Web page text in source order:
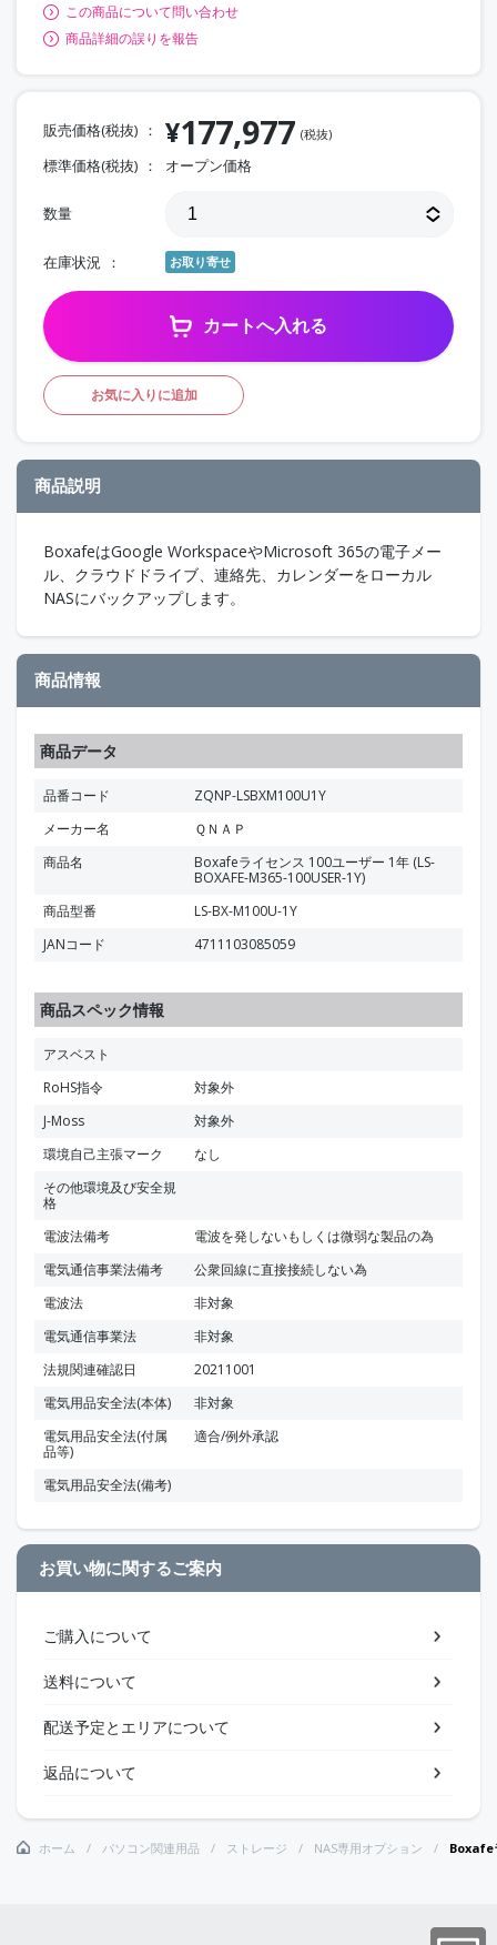
この商品について問い合わせ
商品詳細の誤りを報告
販売価格(税抜) ¥177,977 (税抜)
標準価格(税抜) オープン価格
数量
在庫状況 お取り寄せ
カートへ入れる
お気に入りに追加
商品説明
BoxafeはGoogle WorkspaceやMicrosoft 365の電子メー
ル、クラウドドライブ、連絡先、カレンダーをローカル
NASにバックアップします。
商品情報
商品データ
品番コード
ZQNP-LSBXM100U1Y
メーカー名
ＱＮＡＰ
商品名
Boxafeライセンス 100ユーザー 1年 (LS-
BOXAFE-M365-100USER-1Y)
商品型番
LS-BX-M100U-1Y
JANコード
4711103085059
商品スペック情報
アスベスト
RoHS指令
対象外
J-Moss
対象外
環境自己主張マーク
なし
その他環境及び安全規
格
電波法備考
電波を発しないもしくは微弱な製品の為
電気通信事業法備考
公衆回線に直接接続しない為
電波法
非対象
電気通信事業法
非対象
法規関連確認日
20211001
電気用品安全法(本体)
非対象
電気用品安全法(付属
品等)
適合/例外承認
電気用品安全法(備考)
お買い物に関するご案内
ご購入について
送料について
配送予定とエリアについて
返品について
ホーム パソコン関連用品 ストレージ NAS専用オプション Boxafe